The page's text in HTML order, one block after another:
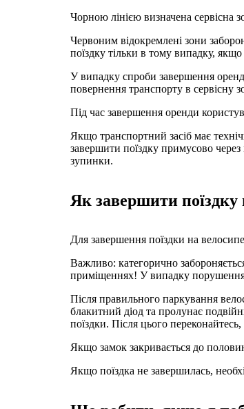
Чорною лінією визначена сервісна
Червоним відокремлені зони
поїздку тільки в тому випадку,
У випадку спроби завершення
повернення транспорту в сервісну
Під час завершення оренди
Якщо транспортний засіб має
завершити поїздку примусово
зупинки.
Як завершити поїздку
Для завершення поїздки на
Важливо: категорично
приміщеннях! У випадку порушення
Після правильного паркування
блакитний діод та пролунає
поїздки. Після цього
Якщо замок закривається до
Якщо поїздка не завершилась,